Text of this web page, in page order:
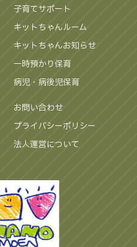
子育てサポート
キットちゃんルーム
キットちゃんお知らせ
一時預かり保育
病児・病後児保育
お問い合わせ
プライバシーポリシー
法人運営について